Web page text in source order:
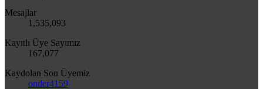
Mesajlar
1,535,093
Kayıtlı Üye Sayımız
167,077
Kaydolan Son Üyemiz
onder4159